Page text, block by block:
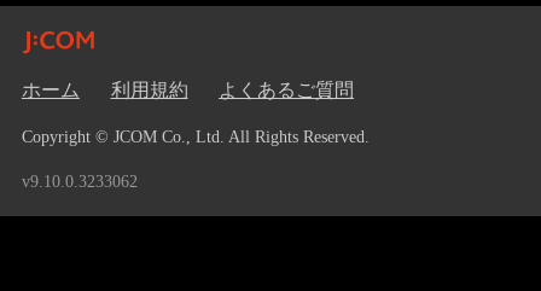
ホーム 利用規約 よくあるご質問
Copyright © JCOM Co., Ltd. All Rights Reserved.
v9.10.0.3233062